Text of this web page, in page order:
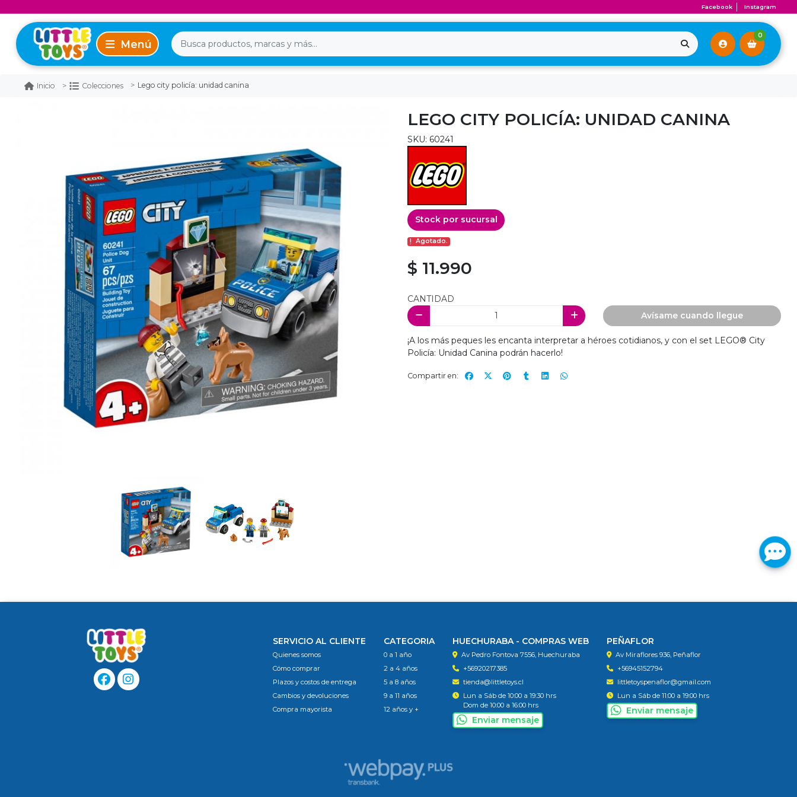
Facebook Instagram
0
Inicio Colecciones Lego city policía: unidad canina
LEGO CITY POLICÍA: UNIDAD CANINA
SKU: 60241
Stock por sucursal
Agotado.
$ 11.990
CANTIDAD
Avísame cuando llegue
¡A los más peques les encanta interpretar a héroes cotidianos, y con el set LEGO® City
Policía: Unidad Canina podrán hacerlo!
Compartir en:
SERVICIO AL CLIENTE
Quienes somos
Cómo comprar
Plazos y costos de entrega
Cambios y devoluciones
Compra mayorista
CATEGORIA
0 a 1 año
2 a 4 años
5 a 8 años
9 a 11 años
12 años y +
HUECHURABA - COMPRAS WEB
Av Pedro Fontova 7556, Huechuraba
+56920217385
tienda@littletoys.cl
Lun a Sáb de 10:00 a 19:30 hrs
Dom de 10:00 a 16:00 hrs
Enviar mensaje
PEÑAFLOR
Av Miraflores 936, Peñaflor
+56945152794
littletoyspenaflor@gmail.com
Lun a Sáb de 11:00 a 19:00 hrs
Enviar mensaje